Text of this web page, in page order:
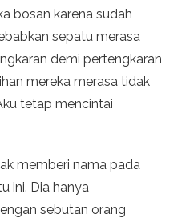
bosan karena sudah
sepatu merasa
demi pertengkaran
mereka merasa tidak
tetap mencintai
memberi nama pada
ini. Dia hanya
sebutan orang